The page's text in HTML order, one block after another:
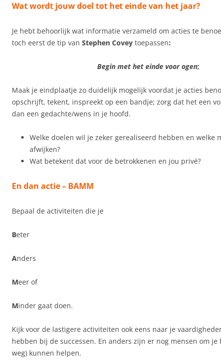
Wat wordt jouw doel tot het einde van het jaar?
Je hebt behoorlijk wat informatie verzameld om acties te
toch eerst de tip van Stephen Covey toepassen:
Begin met het einde voor ogen;
Maak je eindplaatje zo duidelijk mogelijk voordat je acties
opschrijft, tekent, inspreekt op een bandje; zorg dat het een
dan een gedachte/wens in je hoofd.
Welke doelen wil je zeker gerealiseerd hebben en welke
afwijken?
Wat betekent dat voor de betrokkenen en jou privé?
En dan actie – BAMM
Bepaal de activiteiten die je
Beter
Anders
Meer of
Minder gaat doen.
Kijk voor de lastigere activiteiten ook eens naar je
hebben bij de successen. En anders zijn er nog mensen om je
weg) kunnen helpen.